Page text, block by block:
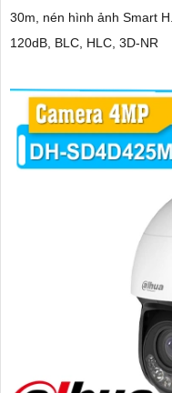
30m, nén hình ảnh Smart
120dB, BLC, HLC, 3D-NR